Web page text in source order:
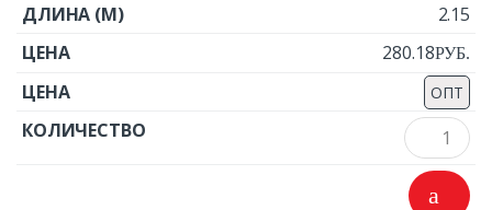
2.15
280.18РУБ.
ОПТ